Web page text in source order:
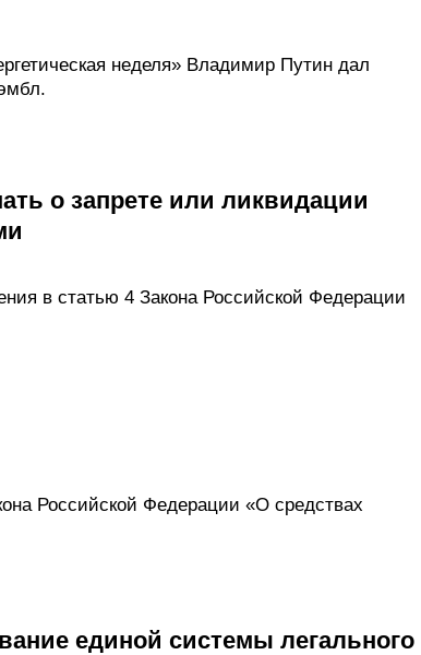
неделя» Владимир Путин дал
о запрете или ликвидации
в статью 4 Закона Российской Федерации
Российской Федерации «О средствах
единой системы легального